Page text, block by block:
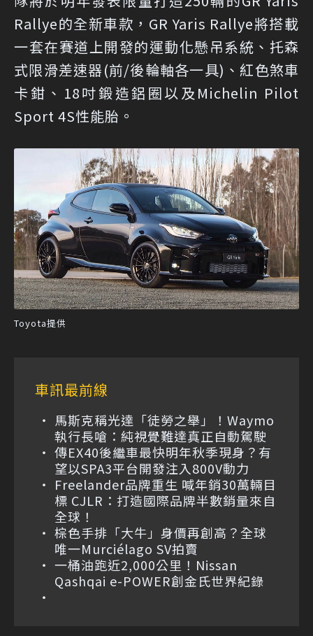
Rallye的全新車款，GR Yaris Rallye將搭載
一套在賽道上開發的運動化懸吊系統、托森
式限滑差速器(前/後輪軸各一具)、紅色煞車
卡鉗、18吋鍛造鋁圈以及Michelin Pilot
Sport 4S性能胎。
Toyota提供
車訊最前線
馬斯克稱光達「徒勞之舉」！Waymo
執行長嗆：純視覺難達真正自動駕駛
傳EX40後繼車最快明年秋季現身？有
望以SPA3平台開發注入800V動力
Freelander品牌重生 喊年銷30萬輛目
標 CJLR：打造國際品牌半數銷量來自
全球！
棕色手排「大牛」身價再創高？全球
唯一Murciélago SV拍賣
一桶油跑近2,000公里！Nissan
Qashqai e-POWER創金氏世界紀錄